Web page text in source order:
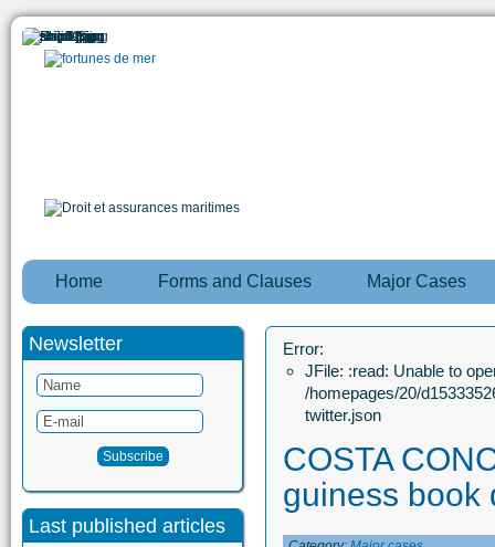
Home Forms and Clauses Major Cases
Newsletter
Last published articles
Error:
JFile: :read: Unable to
/homepages/20/
twitter.json
COSTA
guiness book